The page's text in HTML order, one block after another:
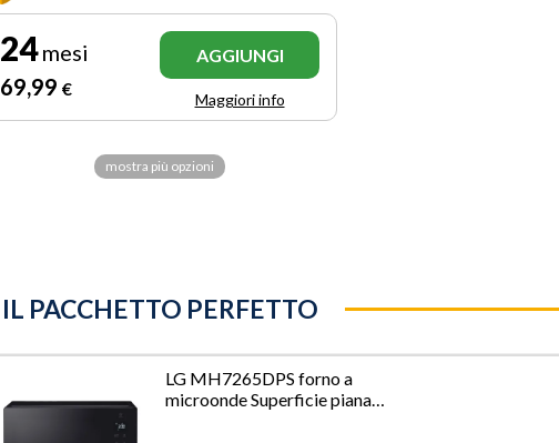
24mesi
69,99 €
AGGIUNGI
Maggiori info
mostra più opzioni
IL PACCHETTO PERFETTO
LG MH7265DPS forno a
microonde Superficie piana